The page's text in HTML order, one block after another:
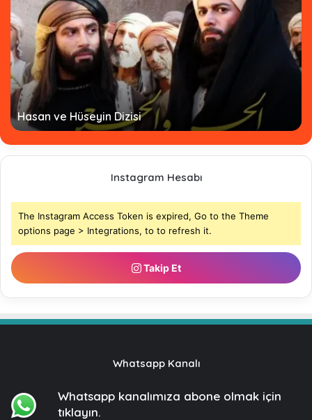
Hasan ve Hüseyin Dizisi
Instagram Hesabı
The Instagram Access Token is expired, Go to the Theme
options page > Integrations, to to refresh it.
Takip Et
Whatsapp Kanalı
Whatsapp kanalımıza abone olmak için
tıklayın.